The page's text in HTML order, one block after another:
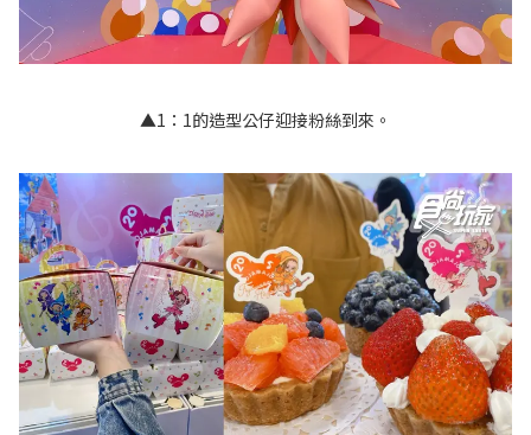
▲1：1的造型公仔迎接粉絲到來。